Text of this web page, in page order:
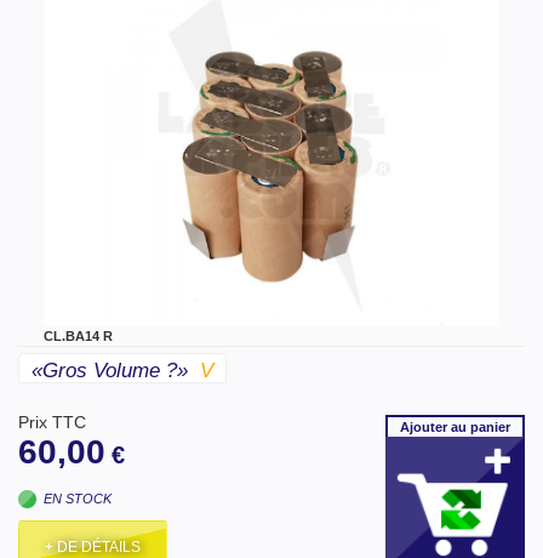
CL.BA14 R
«gros Volume ?» V
Prix TTC
60,00 €
EN STOCK
+ DE DÉTAILS
Ajouterau panier